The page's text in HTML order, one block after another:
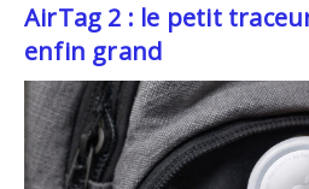
AirTag 2 : le petit
enfin grand